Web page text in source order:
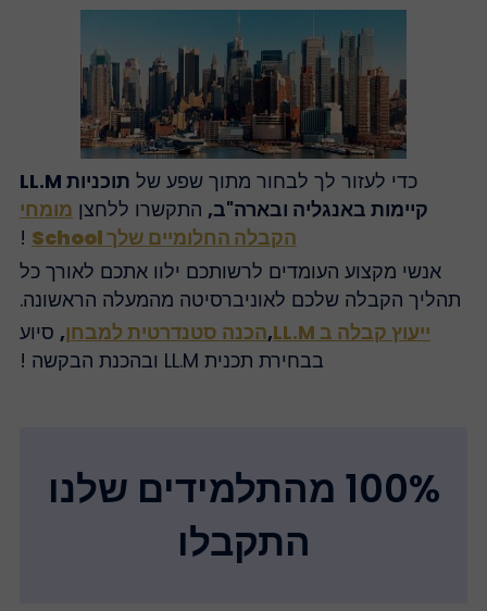
כדי לעזור לך לבחור מתוך שפע של
תוכניות LL.M
קיימות באנגליה ובארה"ב,התקשרו ללחצןמומחי
הקבלה החלומיים שלך School
!
אנשי מקצוע העומדים לרשותכם ילוו אתכם לאורך כל
תהליך הקבלה שלכם לאוניברסיטה מהמעלה הראשונה.
ייעוץ קבלה ב LL.M
,הכנה סטנדרטית למבחן,סיוע
בבחירת תכנית LL.M ובהכנת הבקשה !
100% מהתלמידים שלנו
התקבלו